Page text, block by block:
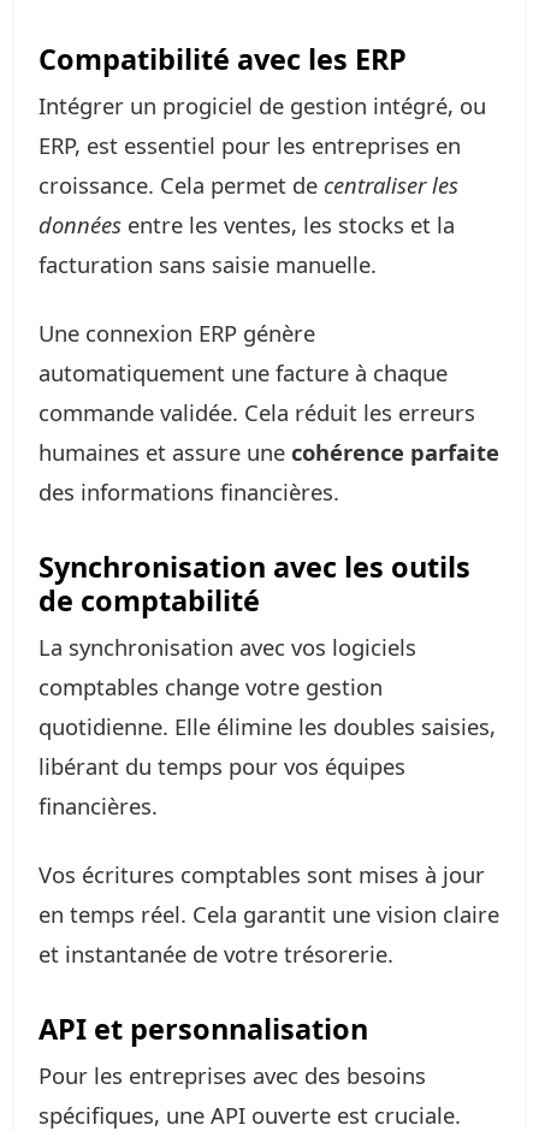
Compatibilité avec les ERP
Intégrer un progiciel de gestion intégré, ou
ERP, est essentiel pour les entreprises en
croissance. Cela permet de centraliser les
données entre les ventes, les stocks et la
facturation sans saisie manuelle.
Une connexion ERP génère
automatiquement une facture à chaque
commande validée. Cela réduit les erreurs
humaines et assure une cohérence parfaite
des informations financières.
Synchronisation avec les outils
de comptabilité
La synchronisation avec vos logiciels
comptables change votre gestion
quotidienne. Elle élimine les doubles saisies,
libérant du temps pour vos équipes
financières.
Vos écritures comptables sont mises à jour
en temps réel. Cela garantit une vision claire
et instantanée de votre trésorerie.
API et personnalisation
Pour les entreprises avec des besoins
spécifiques, une API ouverte est cruciale.